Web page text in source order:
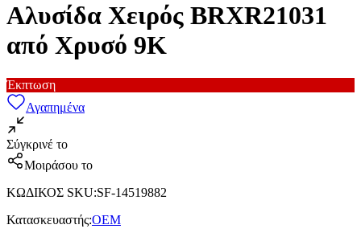
Αλυσίδα Χειρός BRXR21031
από Χρυσό 9Κ
Έκπτωση
Αγαπημένα
Σύγκρινέ το
Μοιράσου το
ΚΩΔΙΚΟΣ SKU:SF-14519882
Κατασκευαστής:OEM